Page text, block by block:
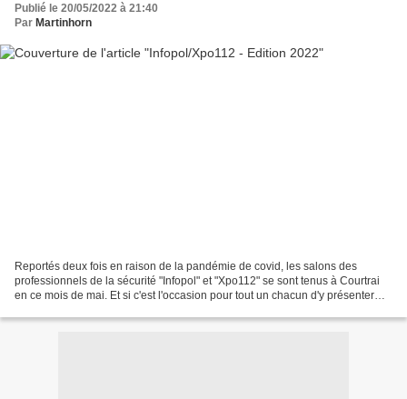
Publié le 20/05/2022 à 21:40
Par Martinhorn
Reportés deux fois en raison de la pandémie de covid, les salons des
professionnels de la sécurité "Infopol" et "Xpo112" se sont tenus à Courtrai
en ce mois de mai. Et si c'est l'occasion pour tout un chacun d'y présenter